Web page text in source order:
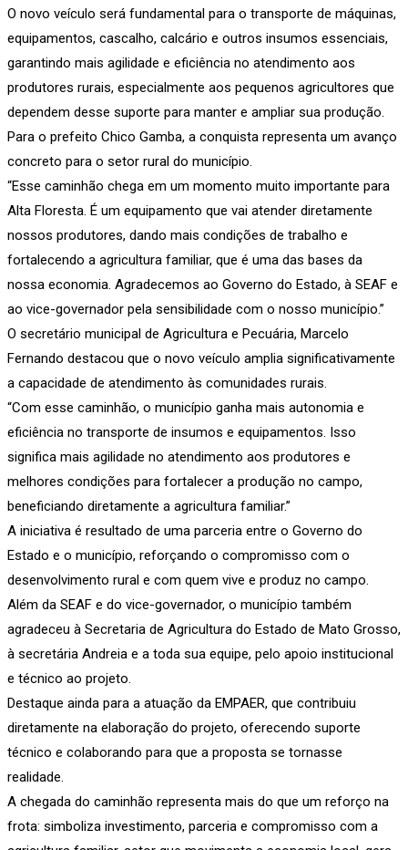
O novo veículo será fundamental para o transporte de máquinas,
equipamentos, cascalho, calcário e outros insumos essenciais,
garantindo mais agilidade e eficiência no atendimento aos
produtores rurais, especialmente aos pequenos agricultores que
dependem desse suporte para manter e ampliar sua produção.
Para o prefeito Chico Gamba, a conquista representa um avanço
concreto para o setor rural do município.
“Esse caminhão chega em um momento muito importante para
Alta Floresta. É um equipamento que vai atender diretamente
nossos produtores, dando mais condições de trabalho e
fortalecendo a agricultura familiar, que é uma das bases da
nossa economia. Agradecemos ao Governo do Estado, à SEAF e
ao vice-governador pela sensibilidade com o nosso município.”
O secretário municipal de Agricultura e Pecuária, Marcelo
Fernando destacou que o novo veículo amplia significativamente
a capacidade de atendimento às comunidades rurais.
“Com esse caminhão, o município ganha mais autonomia e
eficiência no transporte de insumos e equipamentos. Isso
significa mais agilidade no atendimento aos produtores e
melhores condições para fortalecer a produção no campo,
beneficiando diretamente a agricultura familiar.”
A iniciativa é resultado de uma parceria entre o Governo do
Estado e o município, reforçando o compromisso com o
desenvolvimento rural e com quem vive e produz no campo.
Além da SEAF e do vice-governador, o município também
agradeceu à Secretaria de Agricultura do Estado de Mato Grosso,
à secretária Andreia e a toda sua equipe, pelo apoio institucional
e técnico ao projeto.
Destaque ainda para a atuação da EMPAER, que contribuiu
diretamente na elaboração do projeto, oferecendo suporte
técnico e colaborando para que a proposta se tornasse
realidade.
A chegada do caminhão representa mais do que um reforço na
frota: simboliza investimento, parceria e compromisso com a